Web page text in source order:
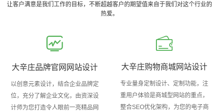
让客户满意是我们工作的目标，不断超越客户的期望值来自于我们对这个行业的
热爱。
大辛庄品牌官网网站设计
以创意元素设计，结合企业品牌定
位，充分了解企业文化，由资深设
计师为您打造令人眼前一亮精品网
大辛庄购物商城网站设计
专业量身定制设计、定制功能，注
重用户体验是商城型网站的重点，
整合SEO优化架构，为您的电子商